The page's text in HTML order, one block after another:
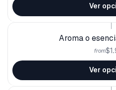
Ver
Aroma o
from
Ver